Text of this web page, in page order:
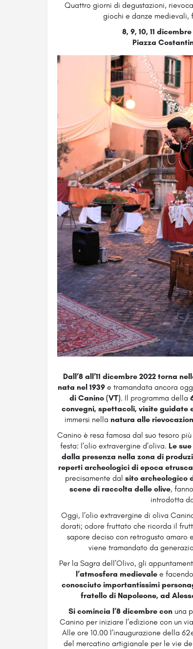
Quattro giorni di degustazioni,
giochi e danze medievali,
8, 9, 10, 11
Piazza
Dall’8 all’11 dicembre 2022 torna
nata nel 1939e tramandata ancora
di Canino (VT). Il programma della
convegni, spettacoli, visite guidate
immersi nella natura alle
Canino è resa famosa dal suo tesoro
festa: l’olio extravergine d’oliva. Le
dalla presenza nella zona di
reperti archeologici di epoca etrusca
precisamente dal sito archeologico
scene di raccolta delle olive,
introdotta
Oggi, l’olio extravergine di oliva
dorati; odore fruttato che ricorda il
sapore deciso con retrogusto
viene tramandato da
Per la Sagra dell’Olivo, gli
l’atmosfera medievale e
conosciuto importantissimi
fratello di Napoleone, ad
Si comincia l’8 dicembre con una
Canino per iniziare l’edizione con un
Alle ore 10.00 l’inaugurazione della
del mercatino artigianale per le vie